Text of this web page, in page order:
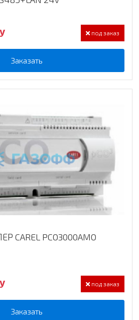
под заказ
Заказать
CAREL PCO3000AMO
под заказ
Заказать